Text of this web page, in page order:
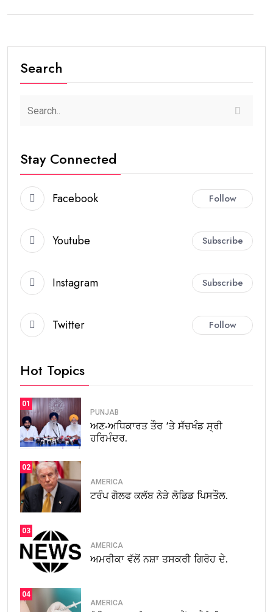
Search
Stay Connected
Facebook Follow
Youtube Subscribe
Instagram Subscribe
Twitter Follow
Hot Topics
01
PUNJAB
ਅਣ-ਅਧਿਕਾਰਤ ਤੌਰ ‘ਤੇ ਸੱਚਖੰਡ ਸ੍ਰੀ
ਹਰਿਮੰਦਰ.
02
AMERICA
ਟਰੰਪ ਗੋਲਫ ਕਲੱਬ ਨੇੜੇ ਲੋਡਿਡ ਪਿਸਤੌਲ.
03
AMERICA
ਅਮਰੀਕਾ ਵੱਲੋਂ ਨਸ਼ਾ ਤਸਕਰੀ ਗਿਰੋਹ ਦੇ.
04
AMERICA